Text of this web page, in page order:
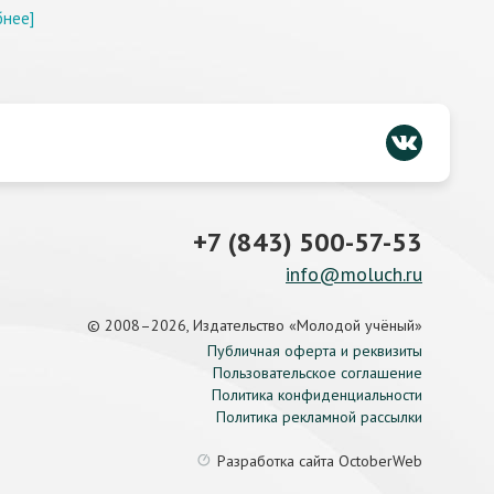
+7 (843) 500-57-53
info@moluch.ru
© 2008–2026, Издательство «Молодой учёный»
Публичная оферта и реквизиты
Пользовательское соглашение
Политика конфиденциальности
Политика рекламной рассылки
Разработка сайта OctoberWeb